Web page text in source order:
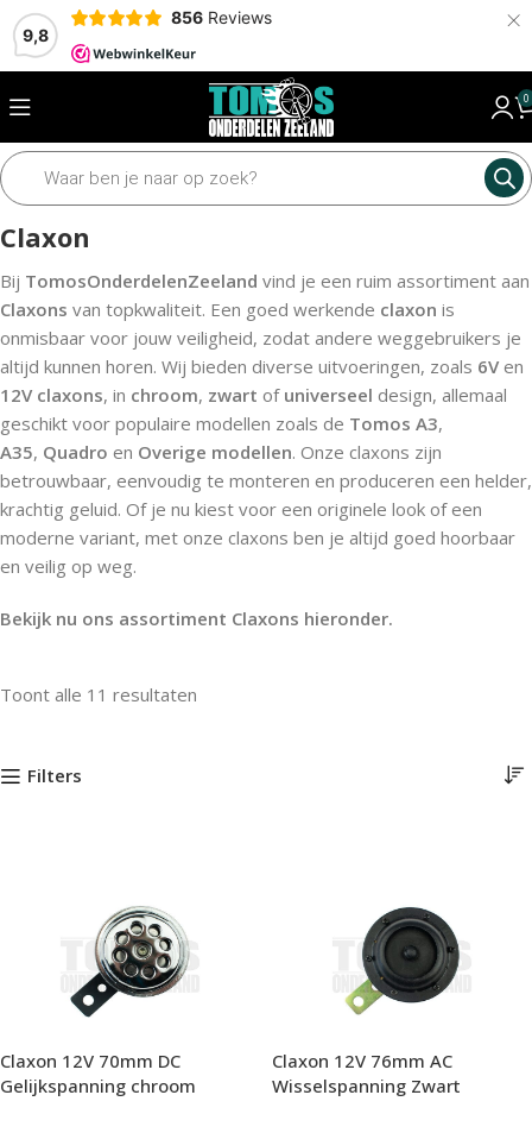
9,8
856 Reviews ×
0
Home Elektrisch Claxon
Claxon
Bij TomosOnderdelenZeeland vind je een ruim assortiment aan
Claxons van topkwaliteit. Een goed werkende claxon is
onmisbaar voor jouw veiligheid, zodat andere weggebruikers je
altijd kunnen horen. Wij bieden diverse uitvoeringen, zoals 6V en
12V claxons, in chroom, zwart of universeel design, allemaal
geschikt voor populaire modellen zoals de Tomos A3,
A35, Quadro en Overige modellen. Onze claxons zijn
betrouwbaar, eenvoudig te monteren en produceren een helder,
krachtig geluid. Of je nu kiest voor een originele look of een
moderne variant, met onze claxons ben je altijd goed hoorbaar
en veilig op weg.
Bekijk nu ons assortiment Claxons hieronder.
Toont alle 11 resultaten
Filters
Claxon 12V 70mm DC
Gelijkspanning chroom
Claxon 12V 76mm AC
Wisselspanning Zwart